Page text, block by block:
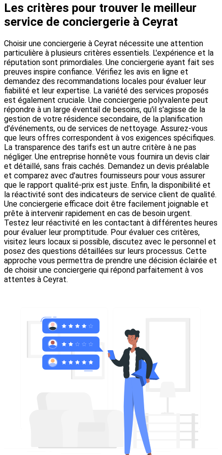
Les critères pour trouver le meilleur
service de conciergerie à Ceyrat
Choisir une conciergerie à Ceyrat nécessite une attention
particulière à plusieurs critères essentiels. L'expérience et la
réputation sont primordiales. Une conciergerie ayant fait ses
preuves inspire confiance. Vérifiez les avis en ligne et
demandez des recommandations locales pour évaluer leur
fiabilité et leur expertise. La variété des services proposés
est également cruciale. Une conciergerie polyvalente peut
répondre à un large éventail de besoins, qu'il s'agisse de la
gestion de votre résidence secondaire, de la planification
d'événements, ou de services de nettoyage. Assurez-vous
que leurs offres correspondent à vos exigences spécifiques.
La transparence des tarifs est un autre critère à ne pas
négliger. Une entreprise honnête vous fournira un devis clair
et détaillé, sans frais cachés. Demandez un devis préalable
et comparez avec d'autres fournisseurs pour vous assurer
que le rapport qualité-prix est juste. Enfin, la disponibilité et
la réactivité sont des indicateurs de service client de qualité.
Une conciergerie efficace doit être facilement joignable et
prête à intervenir rapidement en cas de besoin urgent.
Testez leur réactivité en les contactant à différentes heures
pour évaluer leur promptitude. Pour évaluer ces critères,
visitez leurs locaux si possible, discutez avec le personnel et
posez des questions détaillées sur leurs processus. Cette
approche vous permettra de prendre une décision éclairée et
de choisir une conciergerie qui répond parfaitement à vos
attentes à Ceyrat.